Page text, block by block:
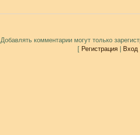
Добавлять комментарии могут только
[ Регистрация| Вход